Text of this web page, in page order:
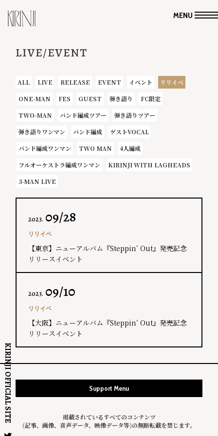
MENU
KIRINJI OFFICIAL SITE
LIVE/EVENT
ALL LIVE RELEASE EVENT イベント
リリイベ
ONE-MAN
FES GUEST 弾き語り
FC限定
TWO-MAN
バンド編成ツアー
弾き語りツアー
弾き語りワンマン
バンド編成
ゲストVOCAL
バンド編成ワンマン
TWO MAN
4人編成
フルオーケストラ編成ワンマン
KIRINJI WITH LAGHEADS
3-MAN LIVE
2023. 09/28
リリイベ
【東京】ニューアルバム『Steppin’ Out』発売記念
リリースイベント
2023. 09/10
リリイベ
【大阪】ニューアルバム『Steppin’ Out』発売記念
リリースイベント
Support Menu
掲載されているすべてのコンテンツ
(記事、画像、音声データ、映像データ等)の無断転載を禁じます。